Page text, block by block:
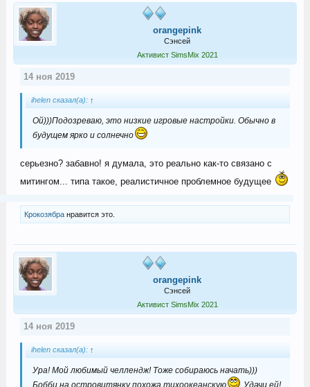
orangepink
Сэнсей
Активист SimsMix 2021
14 ноя 2019
ihelen сказал(а): ↑
Ой)))Подозреваю, это низкие игровые настройки. Обычно в
будущем ярко и солнечно
серьезно? забавно! я думала, это реально как-то связано с
митингом... типа такое, реалистичное проблемное будущее
Крокозябранравится это.
orangepink
Сэнсей
Активист SimsMix 2021
14 ноя 2019
ihelen сказал(а): ↑
Ура! Мой любимый челлендж! Тоже собираюсь начать)))
Бобби на островитянку похожа тихоокеанскую
Удачи ей!